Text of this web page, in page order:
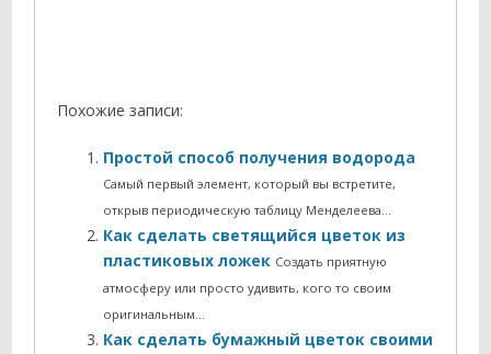
Похожие записи:
Простой способ получения водорода
Самый первый элемент, который вы встретите,
открыв периодическую таблицу Менделеева…
Как сделать светящийся цветок из
пластиковых ложек Создать приятную
атмосферу или просто удивить, кого то своим
оригинальным…
Как сделать бумажный цветок своими